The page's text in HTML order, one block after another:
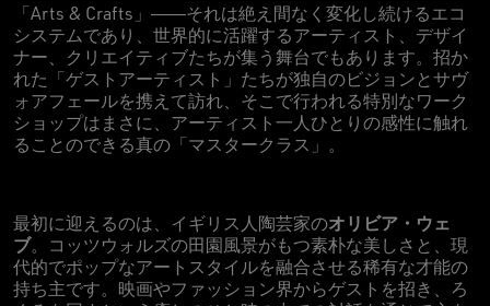
「Arts & Crafts」――それは絶え間なく変化し続けるエコ
システムであり、世界的に活躍するアーティスト、デザイ
ナー、クリエイティブたちが集う舞台でもあります。招か
れた「ゲストアーティスト」たちが独自のビジョンとサヴ
ォアフェールを携えて訪れ、そこで行われる特別なワーク
ショップはまさに、アーティスト一人ひとりの感性に触れ
ることのできる真の「マスタークラス」。
最初に迎えるのは、イギリス人陶芸家のオリビア・ウェ
ブ。コッツウォルズの田園風景がもつ素朴な美しさと、現
代的でポップなアートスタイルを融合させる稀有な才能の
持ち主です。映画やファッション界からゲストを招き、ろ